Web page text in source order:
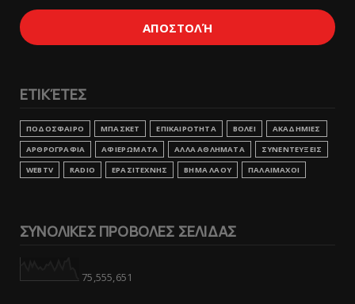
ΕΤΙΚΈΤΕΣ
ΠΟΔΟΣΦΑΙΡΟ ΜΠΑΣΚΕΤ ΕΠΙΚΑΙΡΟΤΗΤΑ ΒΟΛΕΙ
ΑΚΑΔΗΜΙΕΣ
ΑΡΘΡΟΓΡΑΦΙΑ
ΑΦΙΕΡΩΜΑΤΑ ΑΛΛΑ ΑΘΛΗΜΑΤΑ
ΣΥΝΕΝΤΕΥΞΕΙΣ
WEBTV
RADIO ΕΡΑΣΙΤΕΧΝΗΣ ΒΗΜΑ ΛΑΟΥ ΠΑΛΑΙΜΑΧΟΙ
ΣΥΝΟΛΙΚΕΣ ΠΡΟΒΟΛΕΣ ΣΕΛΙΔΑΣ
75,555,651